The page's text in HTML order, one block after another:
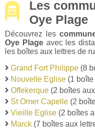
Les
Oye Plage
Découvrez les
Oye Plageavec les
les boîtes aux lettres de
Grand Fort Philippe (8
Nouvelle Eglise (1
Offekerque (2 boîtes
St Omer Capelle (2
Vieille Eglise (2 boîtes
Marck (7 boîtes aux